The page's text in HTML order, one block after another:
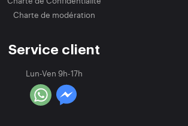
Charte de modération
Service client
Lun-Ven 9h-17h